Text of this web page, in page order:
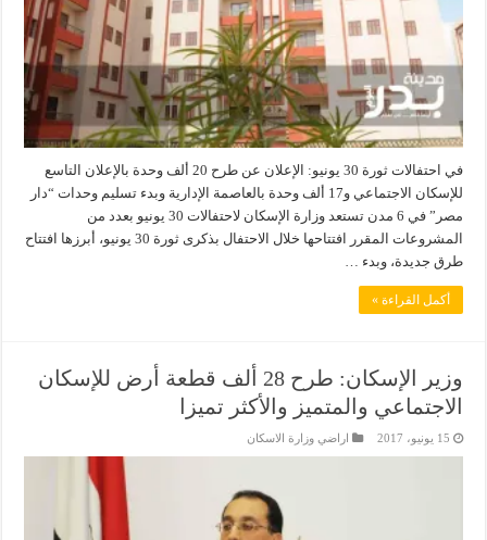
في احتفالات ثورة 30 يونيو: الإعلان عن طرح 20 ألف وحدة بالإعلان التاسع
للإسكان الاجتماعي و17 ألف وحدة بالعاصمة الإدارية وبدء تسليم وحدات “دار
مصر” في 6 مدن تستعد وزارة الإسكان لاحتفالات 30 يونيو بعدد من
المشروعات المقرر افتتاحها خلال الاحتفال بذكرى ثورة 30 يونيو، أبرزها افتتاح
طرق جديدة، وبدء …
أكمل القراءة »
وزير الإسكان: طرح 28 ألف قطعة أرض للإسكان
الاجتماعي والمتميز والأكثر تميزا
15 يونيو، 2017 اراضي وزارة الاسكان